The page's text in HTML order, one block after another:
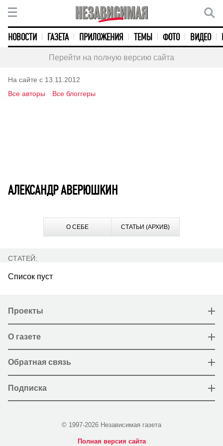
НОВОСТИ ГАЗЕТА ПРИЛОЖЕНИЯ ТЕМЫ ФОТО ВИДЕО
Перейти на полную версию сайта
На сайте с 13.11.2012
Все авторы
Все блоггеры
АЛЕКСАНДР АВЕРЮШКИН
О СЕБЕ СТАТЬИ (АРХИВ)
СТАТЕЙ:
Список пуст
Проекты
О газете
Обратная связь
Подписка
© 1997-2026 Независимая газета
Полная версия сайта